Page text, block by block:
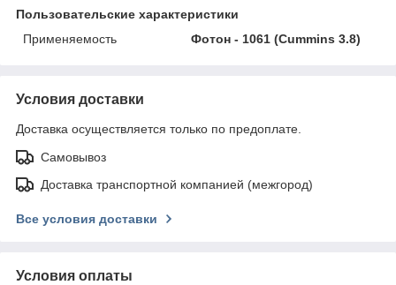
Пользовательские характеристики
Применяемость
Фотон - 1061 (Cummins 3.8)
Условия доставки
Доставка осуществляется только по предоплате.
Самовывоз
Доставка транспортной компанией (межгород)
Все условия доставки
Условия оплаты